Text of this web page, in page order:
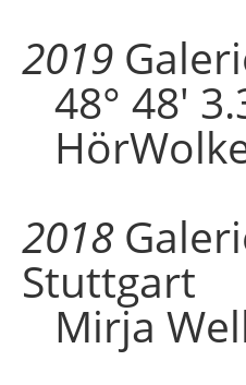
2019
48° 48′
2018
Stuttgart
Mirja